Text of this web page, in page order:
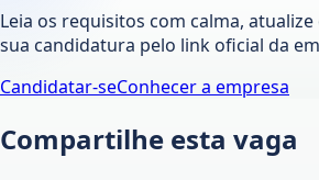
Leia os requisitos com calma,
sua candidatura pelo link oficial da
Candidatar-seConhecer a empresa
Compartilhe esta vaga